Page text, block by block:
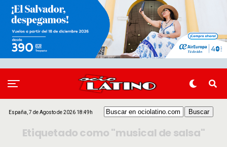
España, 7 de Agosto de 2026 18:49h
Etiquetado como "musical de salsa"